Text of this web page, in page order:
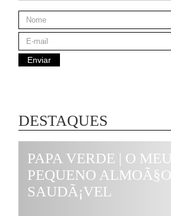
DESTAQUES
PAPA VERDE | O MEU
PEQUENO ALMOÃ§O
SAUDÃ¡VEL